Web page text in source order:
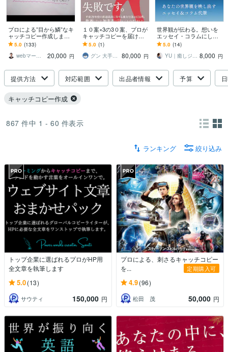
プロによる”目から鱗”なキ
ャッチコピー作成します
もっと”魅力的な商品の伝
え方があるはず！”と気づ
いたあなたへ
5.0 (133)
webマーケコンサルタント 若林 潤
20,000 円
１０案×3の3０案、プロが
キャッチコピーを届けま
す 広告賞受賞多数。広告
代理店の現役コピーライ
ターが安心の提案を
5.0 (1)
グン 大手広告代理店コピーライター
80,000 円
世界観が伝わる。想いを
エッセイ・コラムにしま
す 【広告代理店10年】ス
ピリチュアル・占い・癒
やしジャンル専門
5.0 (14)
YU｜癒しジャンル専門コピーライター 8,000 円
提供方法 対応範囲 出品者情報 予算
キャッチコピー作成
867 件中 1 - 60 件表示
ランキング 絞り込み
トップ企業に選ばれるプロがHP用
全文章を執筆します
5.0(13)
サウティ 150,000 円
プロによる、刺さるキャッチコピー
を...
定期購入可
4.9(96)
松田 茂 50,000 円